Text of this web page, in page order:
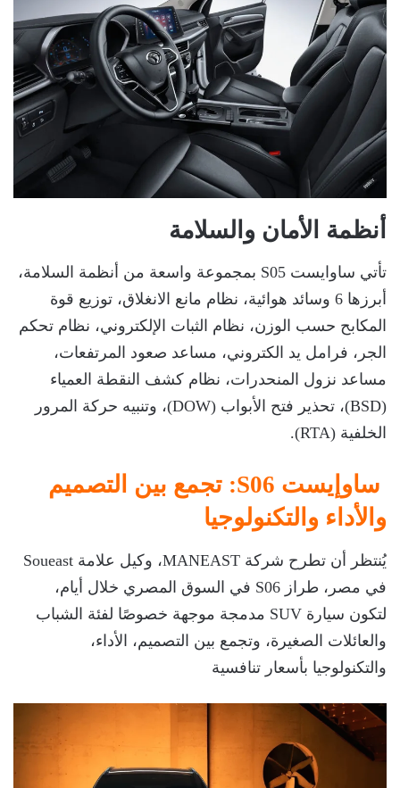
أنظمة الأمان والسلامة
تأتي ساوايست S05 بمجموعة واسعة من أنظمة السلامة،
أبرزها 6 وسائد هوائية، نظام مانع الانغلاق، توزيع قوة
المكابح حسب الوزن، نظام الثبات الإلكتروني، نظام تحكم
الجر، فرامل يد الكتروني، مساعد صعود المرتفعات،
مساعد نزول المنحدرات، نظام كشف النقطة العمياء
(BSD)، تحذير فتح الأبواب (DOW)، وتنبيه حركة المرور
الخلفية (RTA).
ساوإيست S06: تجمع بين التصميم
والأداء والتكنولوجيا
يُنتظر أن تطرح شركة MANEAST، وكيل علامة Soueast
في مصر، طراز S06 في السوق المصري خلال أيام،
لتكون سيارة SUV مدمجة موجهة خصوصًا لفئة الشباب
والعائلات الصغيرة، وتجمع بين التصميم، الأداء،
والتكنولوجيا بأسعار تنافسية